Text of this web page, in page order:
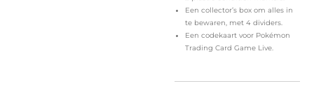
Een collector’s box om alles in
te bewaren, met 4 dividers.
Een codekaart voor Pokémon
Trading Card Game Live.